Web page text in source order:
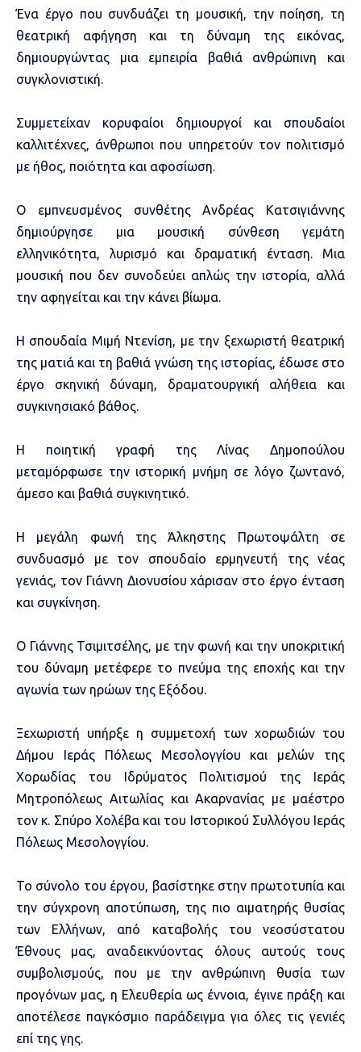
Ένα έργο που συνδυάζει τη μουσική, την ποίηση, τη
θεατρική αφήγηση και τη δύναμη της εικόνας,
δημιουργώντας μια εμπειρία βαθιά ανθρώπινη και
συγκλονιστική.
Συμμετείχαν κορυφαίοι δημιουργοί και σπουδαίοι
καλλιτέχνες, άνθρωποι που υπηρετούν τον πολιτισμό
με ήθος, ποιότητα και αφοσίωση.
Ο εμπνευσμένος συνθέτης Ανδρέας Κατσιγιάννης
δημιούργησε μια μουσική σύνθεση γεμάτη
ελληνικότητα, λυρισμό και δραματική ένταση. Μια
μουσική που δεν συνοδεύει απλώς την ιστορία, αλλά
την αφηγείται και την κάνει βίωμα.
Η σπουδαία Μιμή Ντενίση, με την ξεχωριστή θεατρική
της ματιά και τη βαθιά γνώση της ιστορίας, έδωσε στο
έργο σκηνική δύναμη, δραματουργική αλήθεια και
συγκινησιακό βάθος.
Η ποιητική γραφή της Λίνας Δημοπούλου
μεταμόρφωσε την ιστορική μνήμη σε λόγο ζωντανό,
άμεσο και βαθιά συγκινητικό.
Η μεγάλη φωνή της Άλκηστης Πρωτοψάλτη σε
συνδυασμό με τον σπουδαίο ερμηνευτή της νέας
γενιάς, τον Γιάννη Διονυσίου χάρισαν στο έργο ένταση
και συγκίνηση.
Ο Γιάννης Τσιμιτσέλης, με την φωνή και την υποκριτική
του δύναμη μετέφερε το πνεύμα της εποχής και την
αγωνία των ηρώων της Εξόδου.
Ξεχωριστή υπήρξε η συμμετοχή των χορωδιών του
Δήμου Ιεράς Πόλεως Μεσολογγίου και μελών της
Χορωδίας του Ιδρύματος Πολιτισμού της Ιεράς
Μητροπόλεως Αιτωλίας και Ακαρνανίας με μαέστρο
τον κ. Σπύρο Χολέβα και του Ιστορικού Συλλόγου Ιεράς
Πόλεως Μεσολογγίου.
Το σύνολο του έργου, βασίστηκε στην πρωτοτυπία και
την σύγχρονη αποτύπωση, της πιο αιματηρής θυσίας
των Ελλήνων, από καταβολής του νεοσύστατου
Έθνους μας, αναδεικνύοντας όλους αυτούς τους
συμβολισμούς, που με την ανθρώπινη θυσία των
προγόνων μας, η Ελευθερία ως έννοια, έγινε πράξη και
αποτέλεσε παγκόσμιο παράδειγμα για όλες τις γενιές
επί της γης.